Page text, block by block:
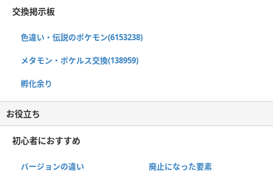
交換掲示板
色違い・伝説のポケモン(6153238)
メタモン・ポケルス交換(138959)
孵化余り
お役立ち
初心者におすすめ
バージョンの違い 廃止になった要素